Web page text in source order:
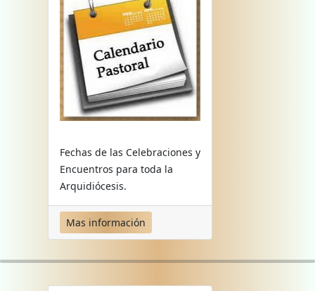
Fechas de las Celebraciones y
Encuentros para toda la
Arquidiócesis.
Mas información